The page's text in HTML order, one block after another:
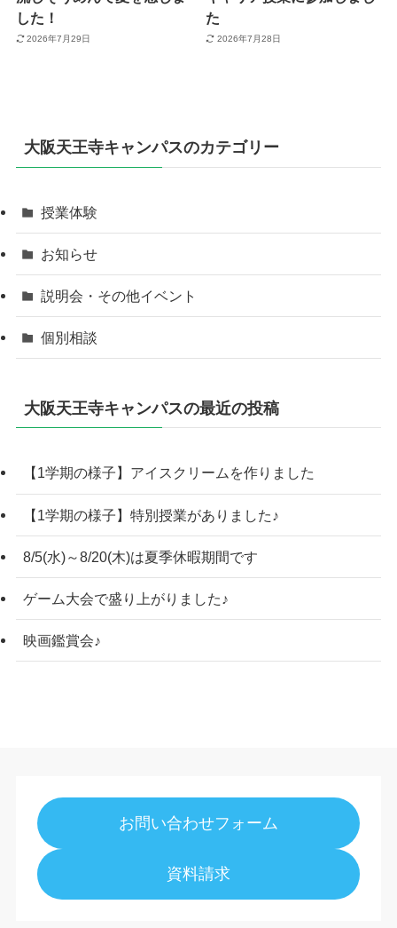
した！
2026年7月29日
た
2026年7月28日
大阪天王寺キャンパスのカテゴリー
授業体験
お知らせ
説明会・その他イベント
個別相談
大阪天王寺キャンパスの最近の投稿
【1学期の様子】アイスクリームを作りました
【1学期の様子】特別授業がありました♪
8/5(水)～8/20(木)は夏季休暇期間です
ゲーム大会で盛り上がりました♪
映画鑑賞会♪
お問い合わせフォーム
資料請求